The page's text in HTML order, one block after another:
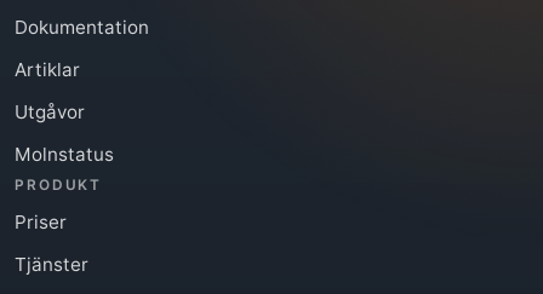
Dokumentation
Artiklar
Utgåvor
Molnstatus
PRODUKT
Priser
Tjänster